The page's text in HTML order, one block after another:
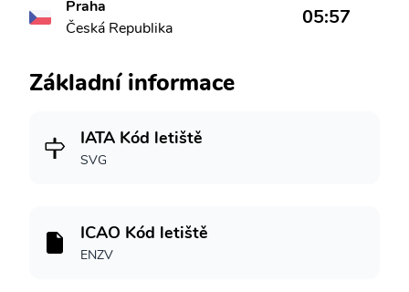
Praha
Česká Republika
05:57
Základní informace
IATA Kód letiště
SVG
ICAO Kód letiště
ENZV